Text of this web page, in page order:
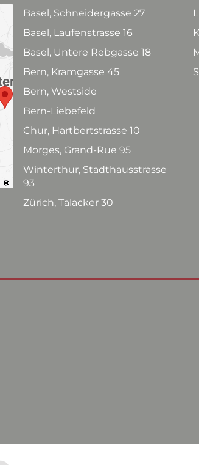
Basel, Schneidergasse 27
Basel, Laufenstrasse 16
Basel, Untere Rebgasse 18
Bern, Kramgasse 45
Bern, Westside
Bern-Liebefeld
Chur, Hartbertstrasse 10
Morges, Grand-Rue 95
Winterthur, Stadthausstrasse
93
Zürich, Talacker 30